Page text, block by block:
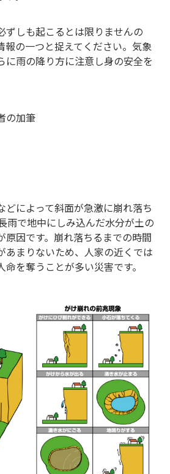
ずしも起こるとは限りませんの
報の一つと捉えてください。気象
に雨の降り方に注意し身の安全を
の加筆
どによって斜面が急激に崩れ落ち
雨で地中にしみ込んだ水分が土の
原因です。崩れ落ちるまでの時間
あまりないため、人家の近くでは
を奪うことが多い災害です。